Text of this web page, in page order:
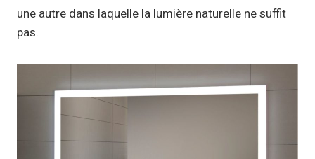
une autre dans laquelle la lumière naturelle ne suffit
pas.